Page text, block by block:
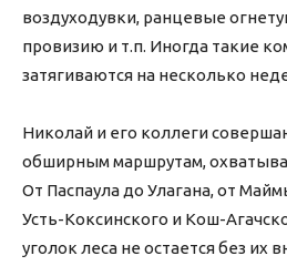
воздуходувки, ранцевые
провизию и т.п. Иногда такие
затягиваются на несколько
Николай и его коллеги
обширным маршрутам,
От Паспаула до Улагана, от
Усть-Коксинского и Кош-
уголок леса не остается без их